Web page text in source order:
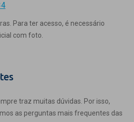
Para ter acesso, é necessário
com foto.
traz muitas dúvidas. Por isso,
as perguntas mais frequentes das